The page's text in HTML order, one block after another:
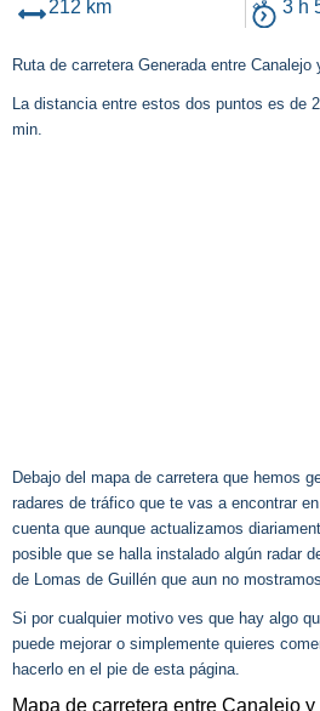
212 km 3 h
Ruta de carretera Generada entre
La distancia entre estos dos puntos es de
min.
Debajo del mapa de carretera que hemos
radares de tráfico que te vas a encontrar
cuenta que aunque actualizamos
posible que se halla instalado algún radar
de Lomas de Guillén que aun no
Si por cualquier motivo ves que hay algo
puede mejorar o simplemente quieres
hacerlo en el pie de esta página.
Mapa de carretera entre Canalejo